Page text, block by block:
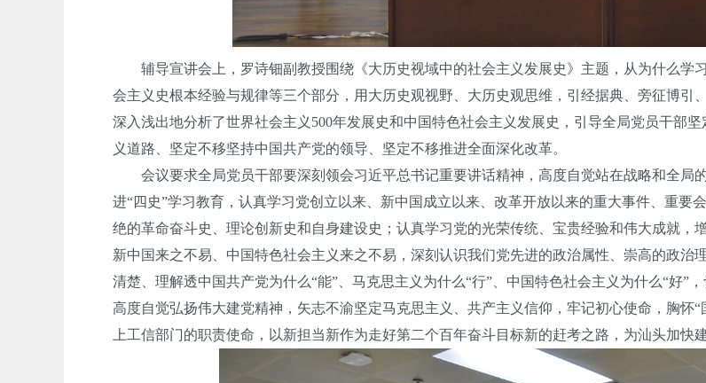
辅导宣讲会上，罗诗钿副教授围绕《大历史视域中的社会主义发展史》主题，从为什么学
会主义史根本经验与规律等三个部分，用大历史观视野、大历史观思维，引经据典、旁征博引
深入浅出地分析了世界社会主义500年发展史和中国特色社会主义发展史，引导全局党员干部
义道路、坚定不移坚持中国共产党的领导、坚定不移推进全面深化改革。
会议要求全局党员干部要深刻领会习近平总书记重要讲话精神，高度自觉站在战略和全局
进“四史”学习教育，认真学习党创立以来、新中国成立以来、改革开放以来的重大事件、重要
绝的革命奋斗史、理论创新史和自身建设史；认真学习党的光荣传统、宝贵经验和伟大成就，
新中国来之不易、中国特色社会主义来之不易，深刻认识我们党先进的政治属性、崇高的政
清楚、理解透中国共产党为什么“能”、马克思主义为什么“行”、中国特色社会主义为什么“好”
高度自觉弘扬伟大建党精神，矢志不渝坚定马克思主义、共产主义信仰，牢记初心使命，胸怀
上工信部门的职责使命，以新担当新作为走好第二个百年奋斗目标新的赶考之路，为汕头加快